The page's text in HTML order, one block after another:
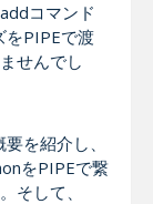
コマンド
をPIPEで渡
せんでし
を紹介し、
をPIPEで繋
そして、